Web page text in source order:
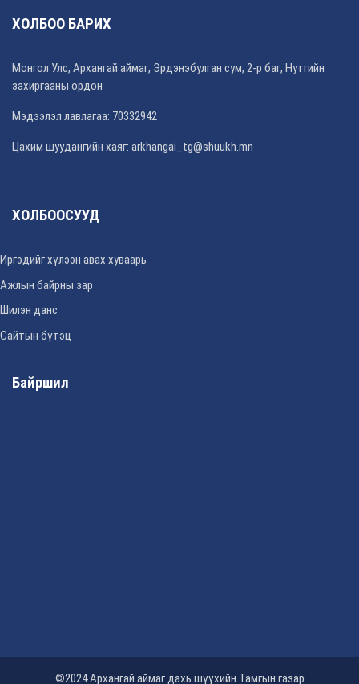
ХОЛБОО БАРИХ
Монгол Улс, Архангай аймаг, Эрдэнэбулган сум, 2-р баг, Нутгийн
захиргааны ордон
Мэдээлэл лавлагаа: 70332942
Цахим шуудангийн хаяг: arkhangai_tg@shuukh.mn
ХОЛБООСУУД
Иргэдийг хүлээн авах хуваарь
Ажлын байрны зар
Шилэн данс
Сайтын бүтэц
Байршил
©2024 Архангай аймаг дахь шүүхийн Тамгын газар